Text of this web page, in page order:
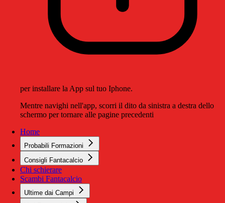
per installare la App sul tuo Iphone.
Mentre navighi nell'app, scorri il dito da sinistra a destra dello
schermo per tornare alle pagine precedenti
Home
Probabili Formazioni
Consigli Fantacalcio
Chi schierare
Scambi Fantacalcio
Ultime dai Campi